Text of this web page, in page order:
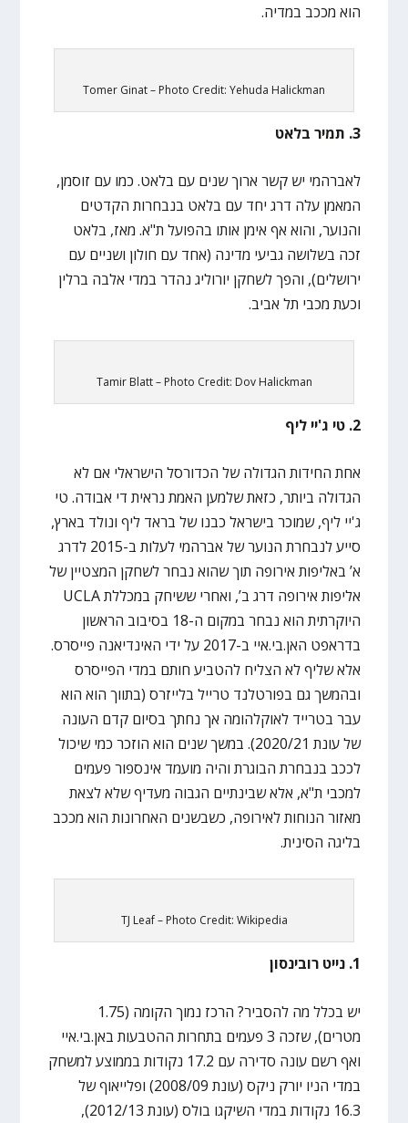
הוא מככב במדיה.
Tomer Ginat – Photo Credit: Yehuda Halickman
3. תמיר בלאט
לאברהמי יש קשר ארוך שנים עם בלאט. כמו עם זוסמן,
המאמן עלה דרג יחד עם בלאט בנבחרות הקדטים
והנוער, והוא אף אימן אותו בהפועל ת"א. מאז, בלאט
זכה בשלושה גביעי מדינה (אחד עם חולון ושניים עם
ירושלים), והפך לשחקן יורוליג נהדר במדי אלבה ברלין
וכעת מכבי תל אביב.
Tamir Blatt – Photo Credit: Dov Halickman
2. טי ג'יי ליף
אחת החידות הגדולה של הכדורסל הישראלי אם לא
הגדולה ביותר, כזאת שלמען האמת נראית די אבודה. טי
ג'יי ליף, שמוכר בישראל כבנו של בראד ליף ונולד בארץ,
סייע לנבחרת הנוער של אברהמי לעלות ב-2015 לדרג
א’ באליפות אירופה תוך שהוא נבחר לשחקן המצטיין של
אליפות אירופה דרג ב’, ואחרי ששיחק במכללת UCLA
היוקרתית הוא נבחר במקום ה-18 בסיבוב הראשון
בדראפט האן.בי.איי ב-2017 על ידי האינדיאנה פייסרס.
אלא שליף לא הצליח להטביע חותם במדי הפייסרס
ובהמשך גם בפורטלנד טרייל בלייזרס (בתווך הוא הוא
עבר בטרייד לאוקלהומה אך נחתך בסיום קדם העונה
של עונת 2020/21). במשך שנים הוא הוזכר כמי שיכול
לככב בנבחרת הבוגרת והיה מועמד אינספור פעמים
למכבי ת"א, אלא שבינתיים הגבוה מעדיף שלא לצאת
מאזור הנוחות לאירופה, כשבשנים האחרונות הוא מככב
בליגה הסינית.
TJ Leaf – Photo Credit: Wikipedia
1. נייט רובינסון
יש בכלל מה להסביר? הרכז נמוך הקומה (1.75
מטרים), שזכה 3 פעמים בתחרות ההטבעות באן.בי.איי
ואף רשם עונה סדירה עם 17.2 נקודות בממוצע למשחק
במדי הניו יורק ניקס (עונת 2008/09) ופלייאוף של
16.3 נקודות במדי השיקגו בולס (עונת 2012/13),